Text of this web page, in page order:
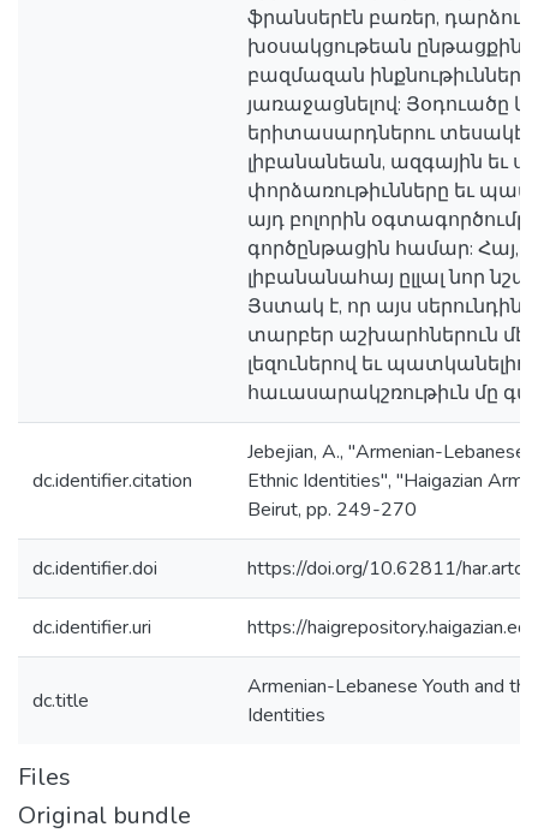
ֆրանսերէն բառեր,
խօսակցութեան
բազմազան
յառաջացնելով: Յօդուածը
երիտասարդներու
լիբանանեան, ազգային եւ
փորձառութիւնները եւ
այդ բոլորին օգտագործումը՝
գործընթացին համար: Հայ,
լիբանանահայ ըլլալ նոր
Յստակ է, որ այս
տարբեր աշխարհներուն
լեզուներով եւ
հաւասարակշռութիւն մը
dc.identifier.citation
Jebejian, A., "Armenian-Lebanese
Ethnic Identities", "Haigazian
Beirut, pp. 249-270
dc.identifier.doi https://doi.org/10.62811/
dc.identifier.uri https://
dc.title
Armenian-Lebanese Youth and
Identities
Files
Original bundle